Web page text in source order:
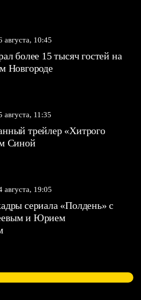
августа, 10:45
более 15 тысяч гостей на
Новгороде
августа, 11:35
трейлер «Хитрого
Синой
августа, 19:05
сериала «Полдень» с
и Юрием